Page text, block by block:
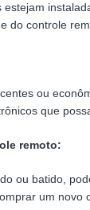
do controle
ou
que
remoto:
ou batido,
um novo